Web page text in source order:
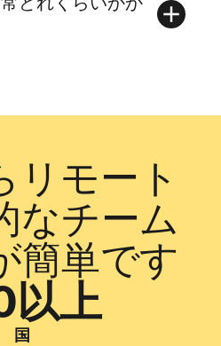
リモート
なチーム
簡単です
以上
国